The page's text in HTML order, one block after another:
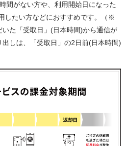
間がない方や、利用開始日になった
したい方などにおすすめです。（※
た「受取日」(日本時間)から通信が
しは、「受取日」の2日前(日本時間)